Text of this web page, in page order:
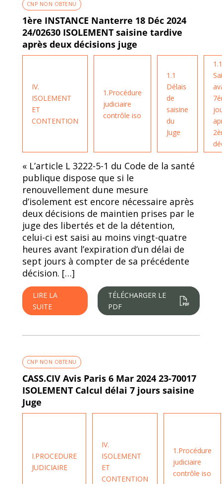
CNP NON OBTENU
1ère INSTANCE Nanterre 18 Déc 2024
24/02630 ISOLEMENT saisine tardive
après deux décisions juge
IV.
ISOLEMENT
ET
CONTENTION
1.Procédure
judiciaire
contrôle iso
1.1
Délais
de
saisine
du
Juge
« L’article L 3222-5-1 du Code de la santé
publique dispose que si le
renouvellement dune mesure
d’isolement est encore nécessaire après
deux décisions de maintien prises par le
juge des libertés et de la détention,
celui-ci est saisi au moins vingt-quatre
heures avant l’expiration d’un délai de
sept jours à compter de sa précédente
décision. […]
LIRE LA
SUITE
TÉLÉCHARGER LE
PDF
CNP NON OBTENU
CASS.CIV Avis Paris 6 Mar 2024 23-70017
ISOLEMENT Calcul délai 7 jours saisine
Juge
I.PROCEDURE
JUDICIAIRE
IV.
ISOLEMENT
ET
CONTENTION
1.Procédure
judiciaire
contrôle iso